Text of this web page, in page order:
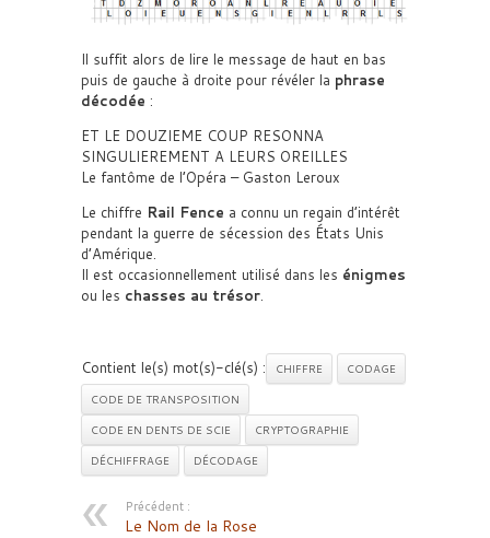
Il suffit alors de lire le message de haut en bas
puis de gauche à droite pour révéler la phrase
décodée :
ET LE DOUZIEME COUP RESONNA
SINGULIEREMENT A LEURS OREILLES
Le fantôme de l’Opéra – Gaston Leroux
Le chiffre Rail Fence a connu un regain d’intérêt
pendant la guerre de sécession des États Unis
d’Amérique.
Il est occasionnellement utilisé dans les énigmes
ou les chasses au trésor.
Contient le(s) mot(s)-clé(s) : CHIFFRE
CODAGE
CODE DE TRANSPOSITION
CODE EN DENTS DE SCIE
CRYPTOGRAPHIE
DÉCHIFFRAGE
DÉCODAGE
Précédent :
Le Nom de la Rose